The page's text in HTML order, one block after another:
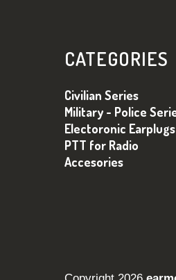
CATEGORIES
Civilian Series
Military - Police
Electoronic Earplugs
PTT for Radio
Accesories